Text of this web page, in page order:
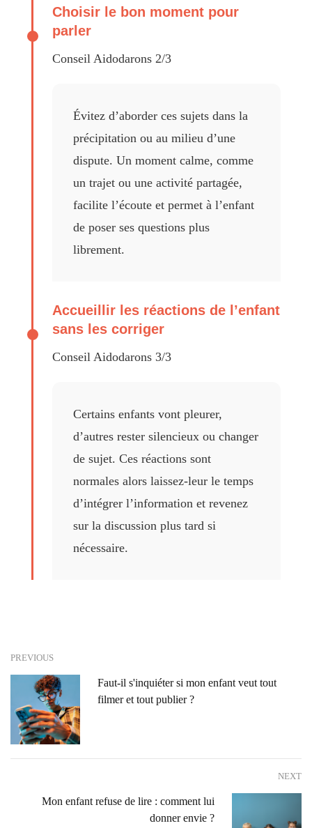
Choisir le bon moment pour
parler
Conseil Aidodarons 2/3
Évitez d’aborder ces sujets dans la
précipitation ou au milieu d’une
dispute. Un moment calme, comme
un trajet ou une activité partagée,
facilite l’écoute et permet à l’enfant
de poser ses questions plus
librement.
Accueillir les réactions de l’enfant
sans les corriger
Conseil Aidodarons 3/3
Certains enfants vont pleurer,
d’autres rester silencieux ou changer
de sujet. Ces réactions sont
normales alors laissez-leur le temps
d’intégrer l’information et revenez
sur la discussion plus tard si
nécessaire.
PREVIOUS
Faut-il s'inquiéter si mon enfant veut tout
filmer et tout publier ?
NEXT
Mon enfant refuse de lire : comment lui
donner envie ?